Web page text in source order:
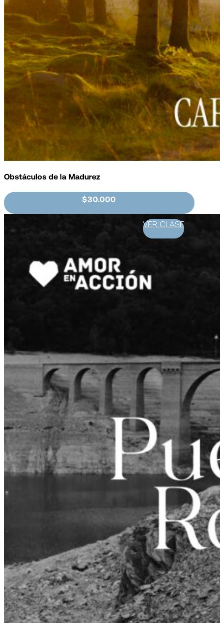
Obstáculos de la Madurez
$30.000
VER CLASE